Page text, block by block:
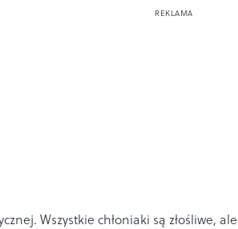
Wszystkie chłoniaki są złośliwe,